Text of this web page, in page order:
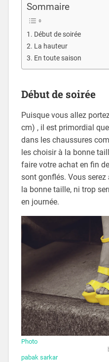
Sommaire
Début de soirée
La hauteur
En toute saison
Début de soirée
Puisque vous allez
cm) , il est primordial
dans les chaussures
les choisir à la bonne
faire votre achat en fin
sont gonflés. Vous serez
la bonne taille, ni trop
en journée.
Photo
pabak sarkar